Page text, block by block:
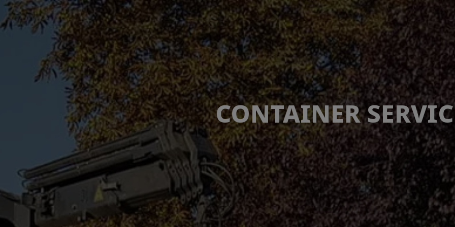
CONTAINER